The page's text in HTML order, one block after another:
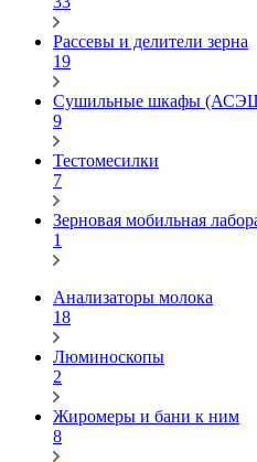
Рассевы и делители зерна
19
Сушильные шкафы
9
Тестомесилки
7
Зерновая мобильная
1
Анализаторы молока
18
Люминоскопы
2
Жиромеры и бани к ним
8